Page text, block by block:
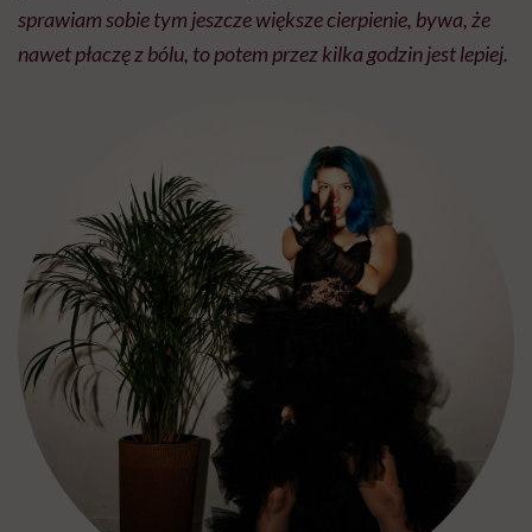
sprawiam sobie tym jeszcze większe cierpienie, bywa, że
nawet płaczę z bólu, to potem przez kilka godzin jest lepiej.